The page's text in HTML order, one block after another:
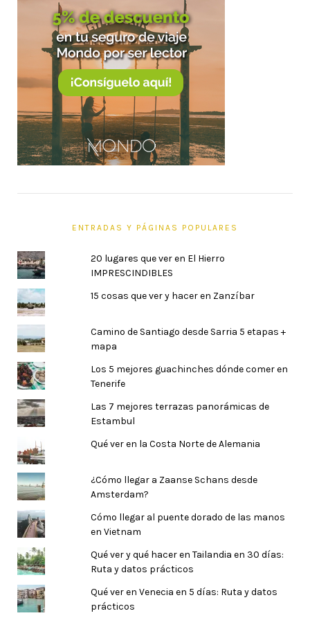
ENTRADAS Y PÁGINAS POPULARES
20 lugares que ver en El Hierro
IMPRESCINDIBLES
15 cosas que ver y hacer en Zanzíbar
Camino de Santiago desde Sarria 5 etapas +
mapa
Los 5 mejores guachinches dónde comer en
Tenerife
Las 7 mejores terrazas panorámicas de
Estambul
Qué ver en la Costa Norte de Alemania
¿Cómo llegar a Zaanse Schans desde
Amsterdam?
Cómo llegar al puente dorado de las manos
en Vietnam
Qué ver y qué hacer en Tailandia en 30 días:
Ruta y datos prácticos
Qué ver en Venecia en 5 días: Ruta y datos
prácticos